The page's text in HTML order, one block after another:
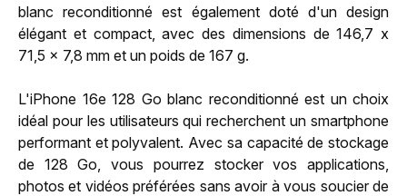
blanc reconditionné est également doté d'un design
élégant et compact, avec des dimensions de 146,7 x
71,5 x 7,8 mm et un poids de 167 g.
L'iPhone 16e 128 Go blanc reconditionné est un choix
idéal pour les utilisateurs qui recherchent un smartphone
performant et polyvalent. Avec sa capacité de stockage
de 128 Go, vous pourrez stocker vos applications,
photos et vidéos préférées sans avoir à vous soucier de